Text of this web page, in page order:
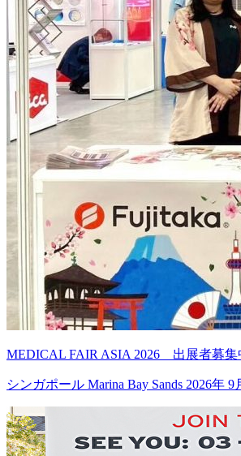
MEDICAL FAIR ASIA 2026 出展者募集
シンガポール Marina Bay Sands 2026年 9